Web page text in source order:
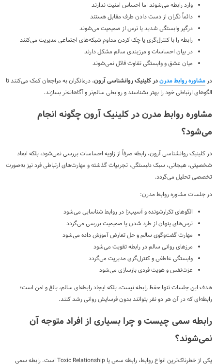
وارد رابطه می‌شوند اما احساس امنیت ندارند
دائماً نگران از دست دادن طرف مقابل هستند
درگیر وابستگی شدید یا ترس از صمیمیت می‌شوند
رابطه را با کنترل‌گری یا چک کردن مداوم شبکه‌های اجتماعی مدیریت می‌کنند
در بیان احساسات و مرزبندی سالم مشکل دارند
میان عشق و وابستگی تفاوت قائل نمی‌شوند
درمشاوره روابط مدرندر کلینیک روانشناسی آرون، درمانگران به مراجعان کمک می‌کنند تا
الگوهای ارتباطی خود را بهتر بشناسند و روابطی سالم‌تر و آگاهانه‌تر بسازند.
مشاوره روابط مدرن در کلینیک آرون چگونه انجام
می‌شود؟
در کلینیک روانشناسی آرون، رابطه صرفاً از زاویه احساسات بررسی نمی‌شود، بلکه ابعاد
شخصیتی، هیجانی، سبک دلبستگی، تجربیات گذشته و مهارت‌های ارتباطی فرد نیز به‌صورت
تخصصی تحلیل می‌گردد.
در جلسات مشاوره روابط مدرن:
الگوهای تکرارشونده و آسیب‌زا در روابط شناسایی می‌شود
ترس‌های پنهان از طرد شدن یا صمیمیت بررسی می‌گردد
مهارت گفت‌وگوی سالم و حل تعارض آموزش داده می‌شود
مرزهای روانی سالم در رابطه تقویت می‌شود
وابستگی عاطفی و کنترل‌گری مدیریت می‌گردد
عزت‌نفس و هویت فردی بازسازی می‌شود
هدف این جلسات تنها حفظ رابطه نیست، بلکه ایجاد رابطه‌ای سالم، بالغ و امن است؛
رابطه‌ای که در آن هر دو نفر بتوانند بدون فرسایش روانی رشد کنند.
رابطه سمی چیست و چرا بسیاری از افراد متوجه آن
نمی‌شوند؟
یکی از خطرناک‌ترین انواع روابط، رابطه سمی یا Toxic Relationship است. رابطه سمی